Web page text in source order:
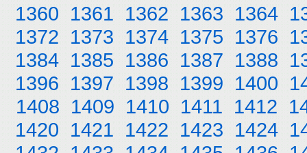
1360 1361 1362 1363 1364
1372 1373 1374 1375 1376
1384 1385 1386 1387 1388
1396 1397 1398 1399 1400
1408 1409 1410 1411 1412
1420 1421 1422 1423 1424